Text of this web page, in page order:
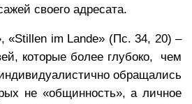
своего адресата.
«Stillen im Lande» (Пс. 34, 20) –
которые более глубоко, чем
обращались
не «общинность», а личное